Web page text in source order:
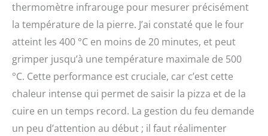
thermomètre infrarouge pour mesurer précisément
la température de la pierre. J’ai constaté que le four
atteint les 400 °C en moins de 20 minutes, et peut
grimper jusqu’à une température maximale de 500
°C. Cette performance est cruciale, car c’est cette
chaleur intense qui permet de saisir la pizza et de la
cuire en un temps record. La gestion du feu demande
un peu d’attention au début ; il faut réalimenter